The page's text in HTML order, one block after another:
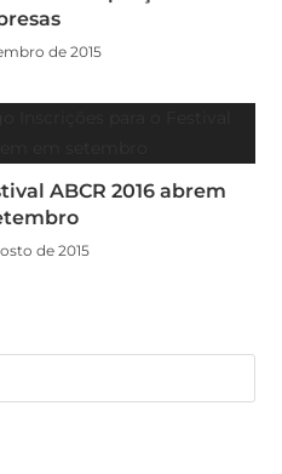
de 2015
ABCR 2016 abrem
de 2015